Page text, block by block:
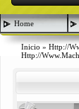
Home
Inicio » Http://
Http://